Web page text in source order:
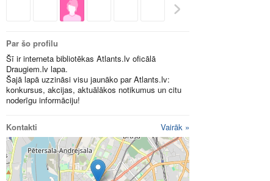
Par šo profilu
Šī ir interneta bibliotēkas Atlants.lv oficālā
Draugiem.lv lapa.
Šajā lapā uzzināsi visu jaunāko par Atlants.lv:
konkursus, akcijas, aktuālākos notikumus un citu
noderīgu informāciju!
Kontakti Vairāk »